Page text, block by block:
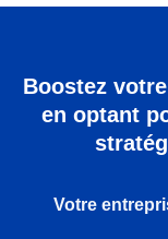
Boostez
en optant
Votre